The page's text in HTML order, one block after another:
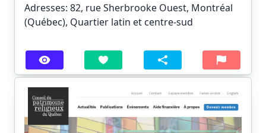
Adresses: 82, rue Sherbrooke Ouest, Montréal
(Québec), Quartier latin et centre-sud